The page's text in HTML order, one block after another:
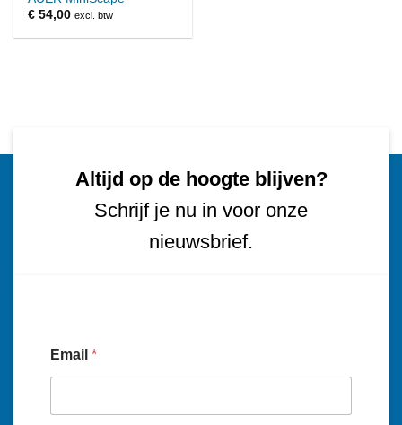
€ 54,00 excl. btw
Altijd op de hoogte blijven?
Schrijf je nu in voor onze
nieuwsbrief.
Email *